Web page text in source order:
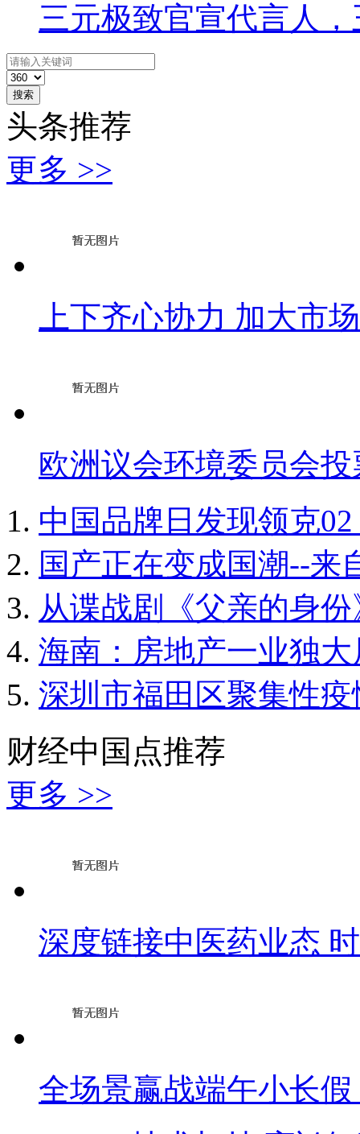
三元极致官宣代言人
搜索
头条推荐
更多 >>
上下齐心协力 加大市
欧洲议会环境委员会
中国品牌日发现领克02
国产正在变成国潮--来
从谍战剧《父亲的身
海南：房地产一业独
深圳市福田区聚集性
财经中国点推荐
更多 >>
深度链接中医药业态
全场景赢战端午小长